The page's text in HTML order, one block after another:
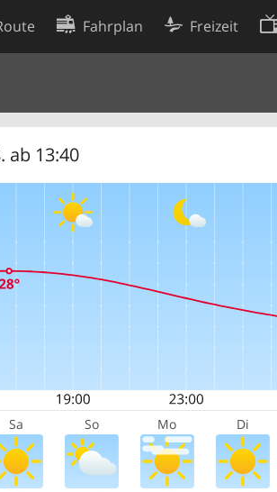
Fahrplan Freizeit
ab 13:40
Sa So Mo Di
Cookie-Einstellungen